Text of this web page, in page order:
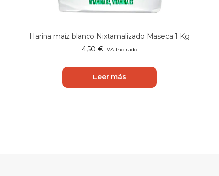
Harina maíz blanco Nixtamalizado Maseca 1 Kg
4,50 € IVA Incluido
Leer más